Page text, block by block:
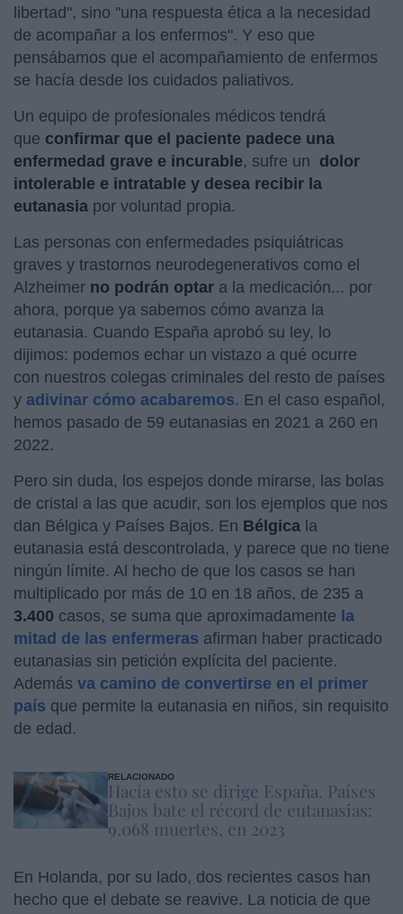
libertad", sino "una respuesta ética a la necesidad
de acompañar a los enfermos". Y eso que
pensábamos que el acompañamiento de enfermos
se hacía desde los cuidados paliativos.
Un equipo de profesionales médicos tendrá
que confirmar que el paciente padece una
enfermedad grave e incurable, sufre un dolor
intolerable e intratable y desea recibir la
eutanasia por voluntad propia.
Las personas con enfermedades psiquiátricas
graves y trastornos neurodegenerativos como el
Alzheimer no podrán optar a la medicación... por
ahora, porque ya sabemos cómo avanza la
eutanasia. Cuando España aprobó su ley, lo
dijimos: podemos echar un vistazo a qué ocurre
con nuestros colegas criminales del resto de países
y adivinar cómo acabaremos. En el caso español,
hemos pasado de 59 eutanasias en 2021 a 260 en
2022.
Pero sin duda, los espejos donde mirarse, las bolas
de cristal a las que acudir, son los ejemplos que nos
dan Bélgica y Países Bajos. En Bélgica la
eutanasia está descontrolada, y parece que no tiene
ningún límite. Al hecho de que los casos se han
multiplicado por más de 10 en 18 años, de 235 a
3.400 casos, se suma que aproximadamente la
mitad de las enfermeras afirman haber practicado
eutanasias sin petición explícita del paciente.
Además va camino de convertirse en el primer
país que permite la eutanasia en niños, sin requisito
de edad.
RELACIONADO
Hacia esto se dirige España. Países
Bajos bate el récord de eutanasias:
9.068 muertes, en 2023
En Holanda, por su lado, dos recientes casos han
hecho que el debate se reavive. La noticia de que